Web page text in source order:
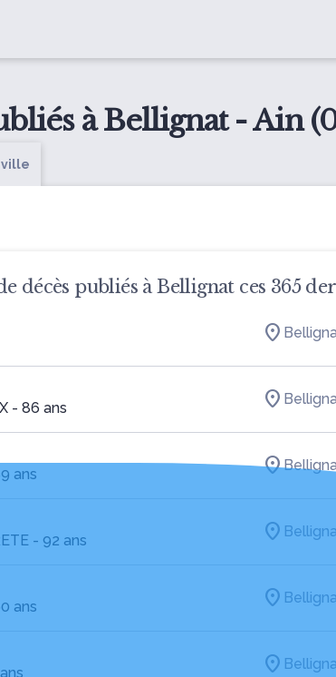
à Bellignat - Ain
ville
décès publiés à Bellignat ces 365
- 86 ans
ans
- 92 ans
ans